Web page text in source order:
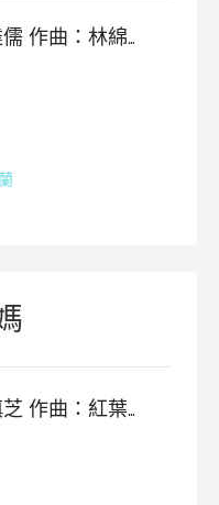
作曲：林綿…
作曲：紅葉…